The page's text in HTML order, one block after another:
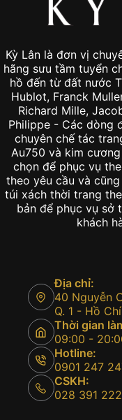
Kỳ Lân là đơn vị
hãng sưu tầm tuyển
hồ đến từ đất nước
Hublot, Franck
Richard Mille,
Philippe - Các dòng
chuyên chế tác
Au750 và kim
chọn để phục vụ
theo yêu cầu và
túi xách thời trang
bản để phục vụ sở
khách
Địa chỉ:
40 Nguyễn
Q. 1 - Hồ
Thời gian
09:00 -
Hotline:
0901 247
CSKH:
028 391